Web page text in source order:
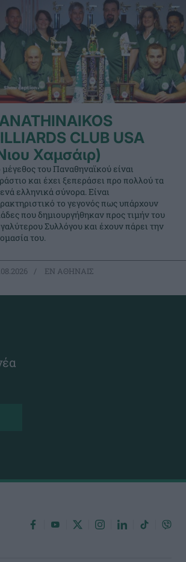
CLUB USA
Χαμσάιρ)
μέγεθος του Παναθηναϊκού είναι
και έχει ξεπεράσει προ πολλού τα
ελληνικά σύνορα. Είναι
το γεγονός πως υπάρχουν
που δημιουργήθηκαν προς τιμήν του
Συλλόγου και έχουν πάρει την
του.
EΝ ΑΘΗΝΑΙΣ